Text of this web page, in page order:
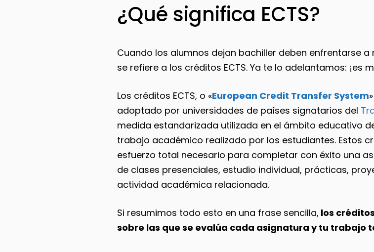
¿Qué significa ECTS?
Cuando los alumnos dejan bachiller deben enfrentarse
se refiere a los créditos ECTS. Ya te lo adelantamos: ¡es
Los créditos ECTS, o «European Credit Transfer System
adoptado por universidades de países signatarios del
medida estandarizada utilizada en el ámbito educativo
trabajo académico realizado por los estudiantes. Estos
esfuerzo total necesario para completar con éxito una
de clases presenciales, estudio individual, prácticas,
actividad académica relacionada.
Si resumimos todo esto en una frase sencilla, los
sobre las que se evalúa cada asignatura y tu trabajo